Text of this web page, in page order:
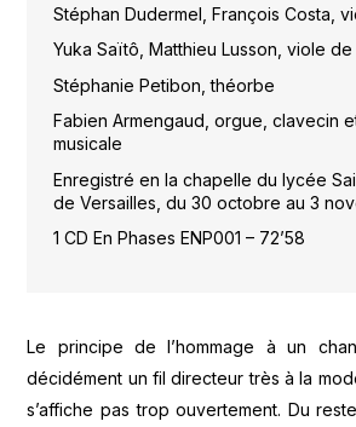
Stéphan Dudermel, François Costa,
Yuka Saïtô, Matthieu Lusson, viole
Stéphanie Petibon, théorbe
Fabien Armengaud, orgue, clavecin
musicale
Enregistré en la chapelle du lycée
de Versailles, du 30 octobre au 3
1 CD En Phases ENP001 – 72’58
Le principe de l’hommage à un
décidément un fil directeur très à la
s’affiche pas trop ouvertement. Du